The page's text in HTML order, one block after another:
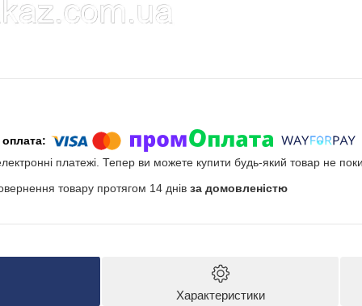
платежі. Тепер ви можете купити будь-який товар не
товару протягом 14 днів за домовленістю
Характеристики